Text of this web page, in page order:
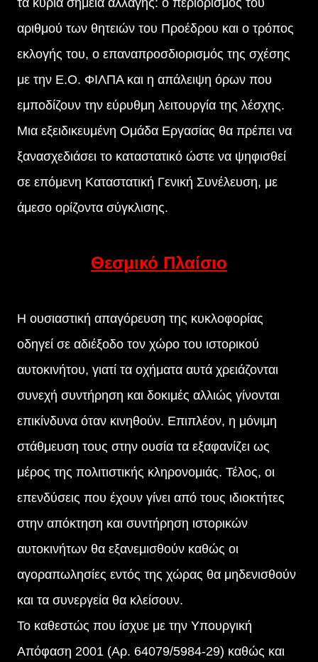
αριθμού των θητειών του Προέδρου και ο τρόπος
εκλογής του, ο επαναπροσδιορισμός της σχέσης
με την Ε.Ο. ΦΙΛΠΑ και η απάλειψη όρων που
εμποδίζουν την εύρυθμη λειτουργία της λέσχης.
Μια εξειδικευμένη Ομάδα Εργασίας θα πρέπει να
ξανασχεδιάσει το καταστατικό ώστε να ψηφισθεί
σε επόμενη Καταστατική Γενική Συνέλευση, με
άμεσο ορίζοντα σύγκλισης.
Θεσμικό Πλαίσιο
Η ουσιαστική απαγόρευση της κυκλοφορίας
οδηγεί σε αδιέξοδο τον χώρο του ιστορικού
αυτοκινήτου, γιατί τα οχήματα αυτά χρειάζονται
συνεχή συντήρηση και δοκιμές αλλιώς γίνονται
επικίνδυνα όταν κινηθούν. Επιπλέον, η μόνιμη
στάθμευση τους στην ουσία τα εξαφανίζει ως
μέρος της πολιτιστικής κληρονομιάς. Τέλος, οι
επενδύσεις που έχουν γίνει από τους ιδιοκτήτες
στην απόκτηση και συντήρηση ιστορικών
αυτοκινήτων θα εξανεμισθούν καθώς οι
αγοραπωλησίες εντός της χώρας θα μηδενισθούν
και τα συνεργεία θα κλείσουν.
Το καθεστώς που ίσχυε με την Υπουργική
Απόφαση 2001 (Αρ. 64079/5984-29) καθώς και